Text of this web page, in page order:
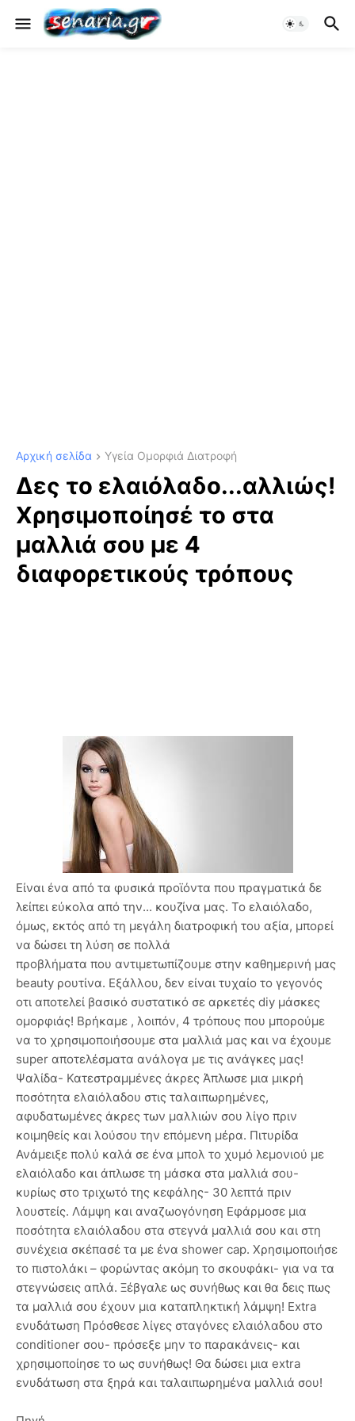
Αρχική σελίδα Υγεία Ομορφιά Διατροφή
Δες το ελαιόλαδο...αλλιώς!
Χρησιμοποίησέ το στα
μαλλιά σου με 4
διαφορετικούς τρόπους
Είναι ένα από τα φυσικά προϊόντα που πραγματικά δε
λείπει εύκολα από την... κουζίνα μας. Το ελαιόλαδο,
όμως, εκτός από τη μεγάλη διατροφική του αξία, μπορεί
να δώσει τη λύση σε πολλά
προβλήματα που αντιμετωπίζουμε στην καθημερινή μας
beauty ρουτίνα. Εξάλλου, δεν είναι τυχαίο το γεγονός
οτι αποτελεί βασικό συστατικό σε αρκετές diy μάσκες
ομορφιάς! Βρήκαμε , λοιπόν, 4 τρόπους που μπορούμε
να το χρησιμοποιήσουμε στα μαλλιά μας και να έχουμε
super αποτελέσματα ανάλογα με τις ανάγκες μας!
Ψαλίδα- Κατεστραμμένες άκρες Άπλωσε μια μικρή
ποσότητα ελαιόλαδου στις ταλαιπωρημένες,
αφυδατωμένες άκρες των μαλλιών σου λίγο πριν
κοιμηθείς και λούσου την επόμενη μέρα. Πιτυρίδα
Ανάμειξε πολύ καλά σε ένα μπολ το χυμό λεμονιού με
ελαιόλαδο και άπλωσε τη μάσκα στα μαλλιά σου-
κυρίως στο τριχωτό της κεφάλης- 30 λεπτά πριν
λουστείς. Λάμψη και αναζωογόνηση Εφάρμοσε μια
ποσότητα ελαιόλαδου στα στεγνά μαλλιά σου και στη
συνέχεια σκέπασέ τα με ένα shower cap. Χρησιμοποιήσε
το πιστολάκι – φορώντας ακόμη το σκουφάκι- για να τα
στεγνώσεις απλά. Ξέβγαλε ως συνήθως και θα δεις πως
τα μαλλιά σου έχουν μια καταπληκτική λάμψη! Extra
ενυδάτωση Πρόσθεσε λίγες σταγόνες ελαιόλαδου στο
conditioner σου- πρόσεξε μην το παρακάνεις- και
χρησιμοποίησε το ως συνήθως! Θα δώσει μια extra
ενυδάτωση στα ξηρά και ταλαιπωρημένα μαλλιά σου!